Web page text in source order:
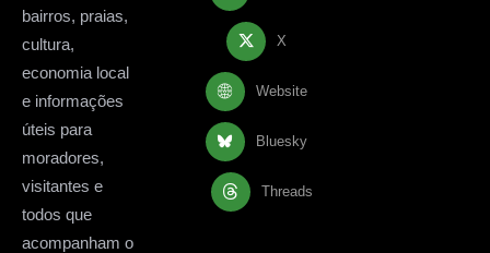
bairros, praias,
cultura,
economia local
e informações
úteis para
moradores,
visitantes e
todos que
acompanham o
X
Website
Bluesky
Threads